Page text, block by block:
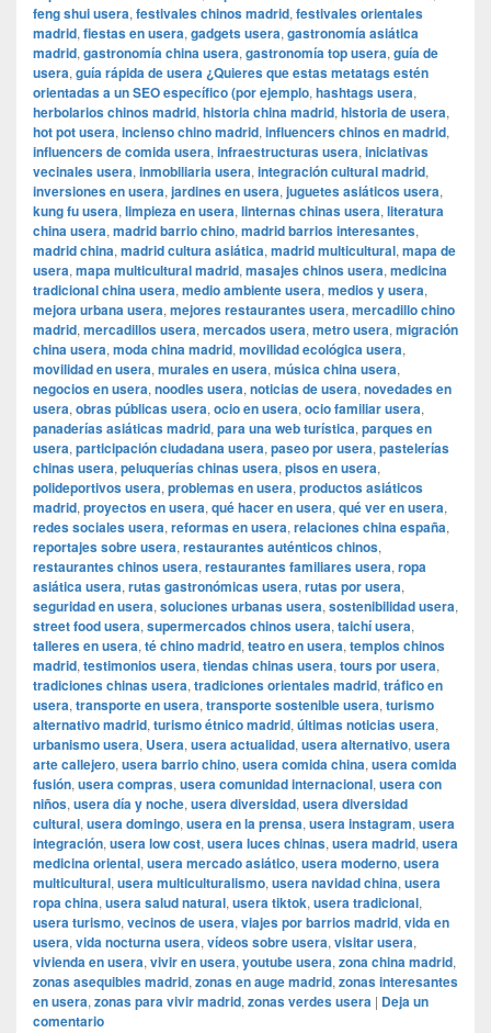
feng shui usera, festivales chinos madrid, festivales orientales
madrid, fiestas en usera, gadgets usera, gastronomía asiática
madrid, gastronomía china usera, gastronomía top usera, guía de
usera, guía rápida de usera ¿Quieres que estas metatags estén
orientadas a un SEO específico (por ejemplo, hashtags usera,
herbolarios chinos madrid, historia china madrid, historia de usera,
hot pot usera, incienso chino madrid, influencers chinos en madrid,
influencers de comida usera, infraestructuras usera, iniciativas
vecinales usera, inmobiliaria usera, integración cultural madrid,
inversiones en usera, jardines en usera, juguetes asiáticos usera,
kung fu usera, limpieza en usera, linternas chinas usera, literatura
china usera, madrid barrio chino, madrid barrios interesantes,
madrid china, madrid cultura asiática, madrid multicultural, mapa de
usera, mapa multicultural madrid, masajes chinos usera, medicina
tradicional china usera, medio ambiente usera, medios y usera,
mejora urbana usera, mejores restaurantes usera, mercadillo chino
madrid, mercadillos usera, mercados usera, metro usera, migración
china usera, moda china madrid, movilidad ecológica usera,
movilidad en usera, murales en usera, música china usera,
negocios en usera, noodles usera, noticias de usera, novedades en
usera, obras públicas usera, ocio en usera, ocio familiar usera,
panaderías asiáticas madrid, para una web turística, parques en
usera, participación ciudadana usera, paseo por usera, pastelerías
chinas usera, peluquerías chinas usera, pisos en usera,
polideportivos usera, problemas en usera, productos asiáticos
madrid, proyectos en usera, qué hacer en usera, qué ver en usera,
redes sociales usera, reformas en usera, relaciones china españa,
reportajes sobre usera, restaurantes auténticos chinos,
restaurantes chinos usera, restaurantes familiares usera, ropa
asiática usera, rutas gastronómicas usera, rutas por usera,
seguridad en usera, soluciones urbanas usera, sostenibilidad usera,
street food usera, supermercados chinos usera, taichí usera,
talleres en usera, té chino madrid, teatro en usera, templos chinos
madrid, testimonios usera, tiendas chinas usera, tours por usera,
tradiciones chinas usera, tradiciones orientales madrid, tráfico en
usera, transporte en usera, transporte sostenible usera, turismo
alternativo madrid, turismo étnico madrid, últimas noticias usera,
urbanismo usera, Usera, usera actualidad, usera alternativo, usera
arte callejero, usera barrio chino, usera comida china, usera comida
fusión, usera compras, usera comunidad internacional, usera con
niños, usera día y noche, usera diversidad, usera diversidad
cultural, usera domingo, usera en la prensa, usera instagram, usera
integración, usera low cost, usera luces chinas, usera madrid, usera
medicina oriental, usera mercado asiático, usera moderno, usera
multicultural, usera multiculturalismo, usera navidad china, usera
ropa china, usera salud natural, usera tiktok, usera tradicional,
usera turismo, vecinos de usera, viajes por barrios madrid, vida en
usera, vida nocturna usera, vídeos sobre usera, visitar usera,
vivienda en usera, vivir en usera, youtube usera, zona china madrid,
zonas asequibles madrid, zonas en auge madrid, zonas interesantes
en usera, zonas para vivir madrid, zonas verdes usera | Deja un
comentario